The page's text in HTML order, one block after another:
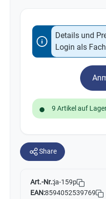
Details und
Login als
9 Artikel auf
Share
Art.-Nr.:ja-159p
EAN:8594052539769